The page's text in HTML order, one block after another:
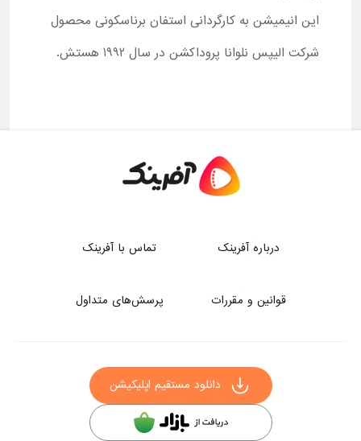
این انیمیشن به کارگردانی استفان برناسکونی محصول
شرکت الیپس نلوانا پروداکشن در سال 1992 هستش.
درباره آفرینک تماس با آفرینک
قوانین و مقررات پرسش‌های متداول
دانلود مستقیم اپلیکیشن